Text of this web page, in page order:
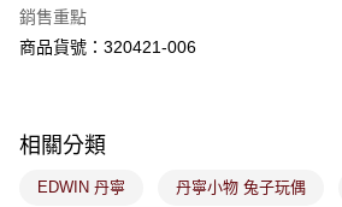
時審查核予不同之上限額度；若仍有額度不足之
請求用戶進行身份認證。
付款後門市取貨
免運費
銷售重點
商品貨號：320421-006
相關分類
EDWIN 丹寧 丹寧小物 兔子玩偶